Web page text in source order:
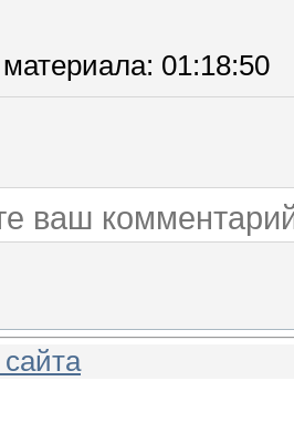
: 01:18:50